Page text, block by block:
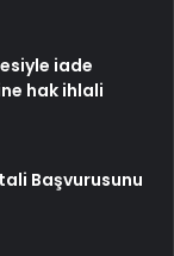
iade
hak ihlali
Başvurusunu